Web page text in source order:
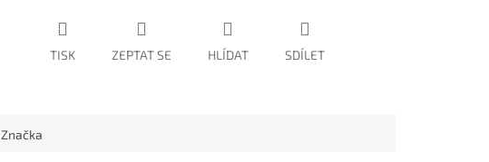
TISK ZEPTAT SE HLÍDAT SDÍLET
Značka